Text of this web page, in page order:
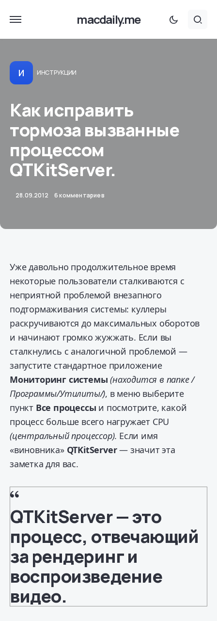
macdaily.me
И ИНСТРУКЦИИ
Как исправить
тормоза вызванные
процессом
QTKitServer.
28.09.2012 6 комментариев
Уже давольно продолжительное время
некоторые пользователи сталкиваются с
неприятной проблемой внезапного
подтормаживания системы: куллеры
раскручиваются до максимальных оборотов
и начинают громко жужжать. Если вы
сталкнулись с аналогичной проблемой —
запустите стандартное приложение
Мониторинг системы (находится в папке /
Программы/Утилиты/), в меню выберите
пункт Все процессы и посмотрите, какой
процесс больше всего нагружает CPU
(центральный процессор). Если имя
«виновника» QTKitServer— значит эта
заметка для вас.
QTKitServer — это
процесс, отвечающий
за рендеринг и
воспроизведение
видео.